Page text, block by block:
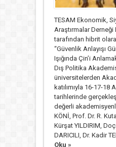
TESAM Ekonomik,
Araştırmalar Derneği
tarafından hibrit
“Güvenlik Anlayışı
Işığında Çin’i
Dış Politika
üniversitelerden
katılımıyla 16-17-18
tarihlerinde
değerli
KÖNİ, Prof. Dr. R.
Kürşat YILDIRIM,
DARICILI, Dr. Kadir
Oku »